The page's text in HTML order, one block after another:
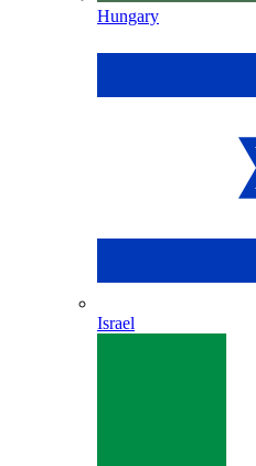
Hungary
Israel